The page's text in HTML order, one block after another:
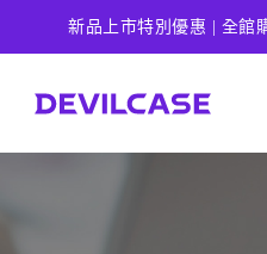
新品上市特別優惠 | 全館